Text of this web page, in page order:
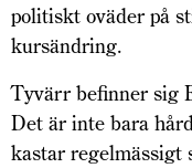
politiskt oväder på
kursändring.
Tyvärr befinner sig
Det är inte bara
kastar regelmässigt